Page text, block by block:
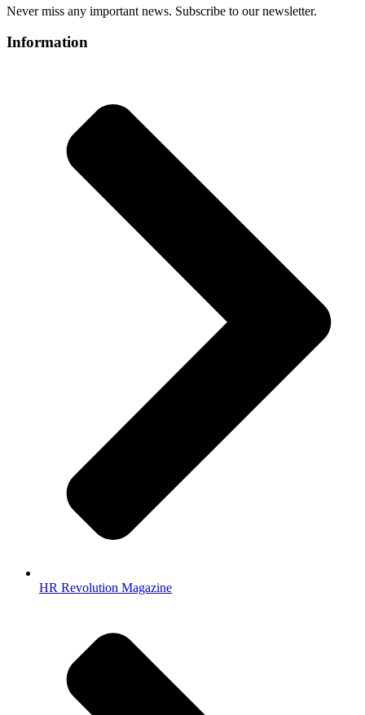
Never miss any important news. Subscribe to our newsletter.
Information
HR Revolution Magazine